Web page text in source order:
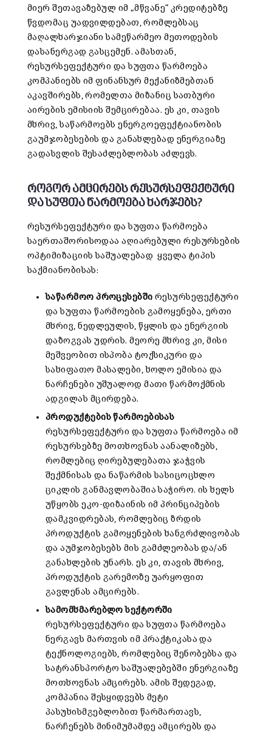
მიერ შეთავაზებულ იმ „მწვანე“ კრედიტებზე
წვდომაც უადვილდებათ, რომლებსაც
მაღალხარჯიანი სამეწარმეო მეთოდების
დასანერგად გასცემენ. ამასთან,
რესურსეფექტური და სუფთა წარმოება
კომპანიებს იმ ფინანსურ მექანიზმებთან
აკავშირებს, რომელთა მიზანიც სათბური
აირების ემისიის შემცირებაა. ეს კი, თავის
მხრივ, საწარმოებს ენერგოეფექტიანობის
გაუმჯობესების და განახლებად ენერგიაზე
გადასვლის შესაძლებლობას აძლევს.
როგორ ამცირებს რესურსეფექტური
და სუფთა წარმოება ხარჯებს?
რესურსეფექტური და სუფთა წარმოება
საერთაშორისოდაა აღიარებული რესურსების
ოპტიმიზაციის საშუალებად ყველა ტიპის
საქმიანობისას:
საწარმოო პროცესებში რესურსეფექტური
და სუფთა წარმოების გამოყენება, ერთი
მხრივ, ნედლეულის, წყლის და ენერგიის
დაზოგვას უდრის. მეორე მხრივ კი, მისი
მეშვეობით ისპობა ტოქსიკური და
სახიფათო მასალები, ხოლო ემისია და
ნარჩენები უშუალოდ მათი წარმოქმნის
ადგილას მცირდება.
პროდუქტების წარმოებისას
რესურსეფექტური და სუფთა წარმოება იმ
რესურსებზე მოთხოვნას აანალიზებს,
რომლებიც ღირებულებათა ჯაჭვის
შექმნისას და ნაწარმის სასიცოცხლო
ციკლის განმავლობაშია საჭირო. ის ხელს
უწყობს ეკო-დიზაინის იმ პრინციპების
დამკვიდრებას, რომლებიც ზრდის
პროდუქტის გამოყენების ხანგრძლივობას
და აუმჯობესებს მის გამძლეობას და/ან
განახლების უნარს. ეს კი, თავის მხრივ,
პროდუქტის გარემოზე უარყოფით
გავლენას ამცირებს.
სამომხმარებლო სექტორში
რესურსეფექტური და სუფთა წარმოება
ნერგავს მართვის იმ პრაქტიკასა და
ტექნოლოგიებს, რომლებიც შენობებსა და
სატრანსპორტო საშუალებებში ენერგიაზე
მოთხოვნას ამცირებს. ამის შედეგად,
კომპანია შესყიდვებს მეტი
პასუხისმგებლობით წარმართავს,
ნარჩენებს მინიმუმამდე ამცირებს და